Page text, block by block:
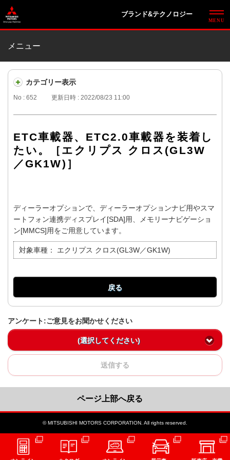
ブランド&テクノロジー
メニュー
カテゴリー表示
No : 652 更新日時 : 2022/08/23 11:00
ETC車載器、ETC2.0車載器を装着し
たい。［エクリプス クロス(GL3W
／GK1W)］
ディーラーオプションで、ディーラーオプションナビ用やスマ
ートフォン連携ディスプレイ[SDA]用、メモリーナビゲーショ
ン[MMCS]用をご用意しています。
対象車種： エクリプス クロス(GL3W／GK1W)
戻る
アンケート:ご意見をお聞かせください
(選択してください)
送信する
ページ上部へ戻る
© MITSUBISHI MOTORS CORPORATION. All rights reserved.